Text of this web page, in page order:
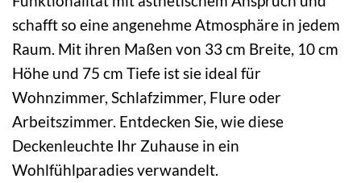
schafft so eine angenehme Atmosphäre in jedem
Raum. Mit ihren Maßen von 33 cm Breite, 10 cm
Höhe und 75 cm Tiefe ist sie ideal für
Wohnzimmer, Schlafzimmer, Flure oder
Arbeitszimmer. Entdecken Sie, wie diese
Deckenleuchte Ihr Zuhause in ein
Wohlfühlparadies verwandelt.